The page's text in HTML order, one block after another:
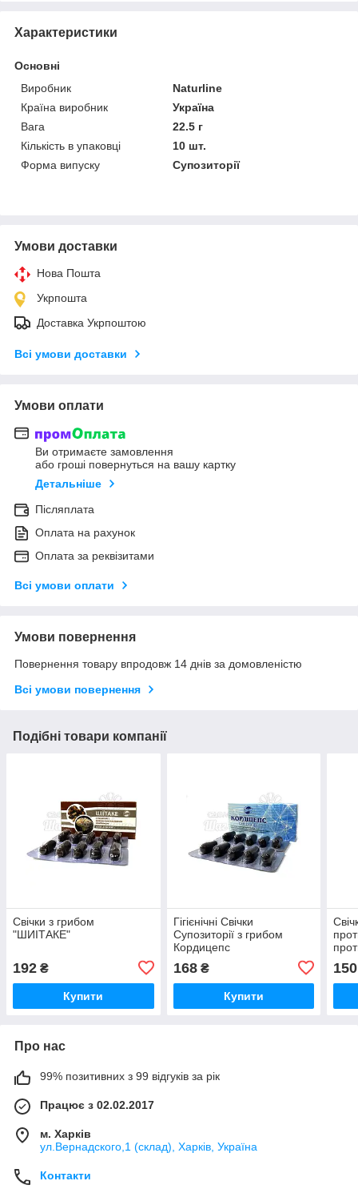
Характеристики
Основні
Виробник
Naturline
Країна виробник
Україна
Вага
22.5 г
Кількість в упаковці
10 шт.
Форма випуску
Супозиторії
Умови доставки
Нова Пошта
Укрпошта
Доставка Укрпоштою
Всі умови доставки
Умови оплати
Ви отримаєте замовлення
або гроші повернуться на вашу картку
Детальніше
Післяплата
Оплата на рахунок
Оплата за реквізитами
Всі умови оплати
Умови повернення
Повернення товару впродовж 14 днів за домовленістю
Всі умови повернення
Подібні товари компанії
Свічки з грибом
"ШИІТАКЕ"
192 ₴
Купити
Гігієнічні Свічки
Супозиторії з грибом
Кордицепс
168₴
Купити
150
Про нас
99% позитивних з 99 відгуків за рік
Працює з 02.02.2017
м. Харків
ул.Вернадского,1 (склад), Харків, Україна
Контакти